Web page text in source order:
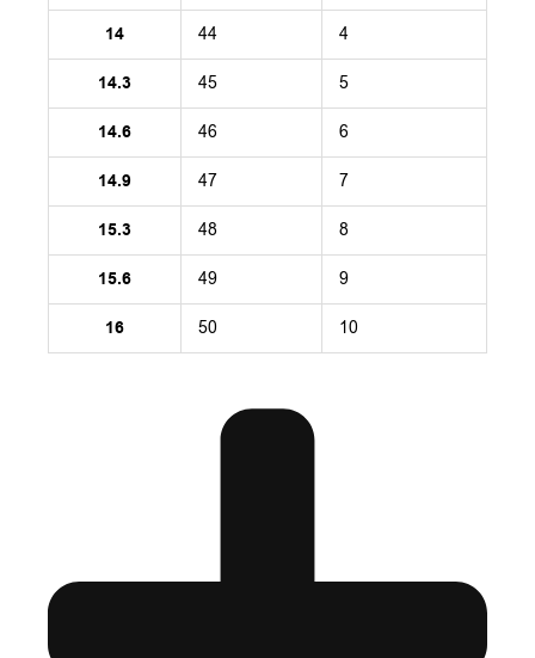
14 44 4
14.3 45 5
14.6 46 6
14.9 47 7
15.3 48 8
15.6 49 9
16 50 10